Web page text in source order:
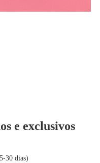
e exclusivos
30 dias)